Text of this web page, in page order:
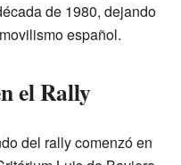
de 1980, dejando
español.
el Rally
del rally comenzó en